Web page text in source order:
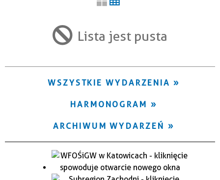
Trwające w zakresie Lista jest pusta
WSZYSTKIE WYDARZENIA
HARMONOGRAM
ARCHIWUM WYDARZEŃ